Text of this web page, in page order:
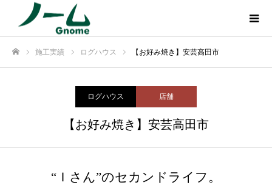
施工実績 ログハウス 【お好み焼き】安芸高田市
ログハウス 店舗
【お好み焼き】安芸高田市
“Ｉさん”のセカンドライフ。